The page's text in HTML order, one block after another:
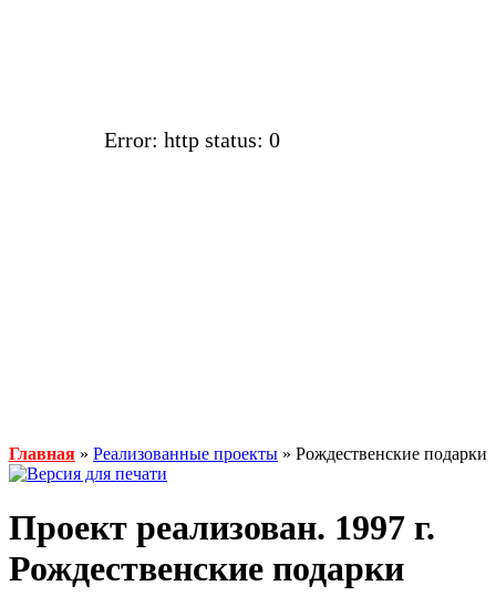
Error: http status: 0
Главная » Реализованные проекты » Рождественские подарки
Проект реализован. 1997 г.
Рождественские подарки